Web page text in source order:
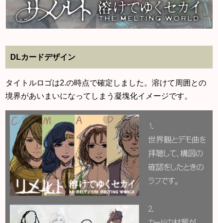
DLカードデザイン
タイトルロゴは2.の時点で確定しました。溶けて周囲との
境界があいまいになってしまう凝塊化イメージです。